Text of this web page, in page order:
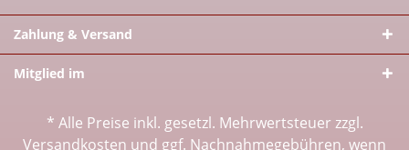
Zahlung & Versand
Mitglied im
* Alle Preise inkl. gesetzl. Mehrwertsteuer zzgl.
Versandkosten und ggf. Nachnahmegebühren, wenn